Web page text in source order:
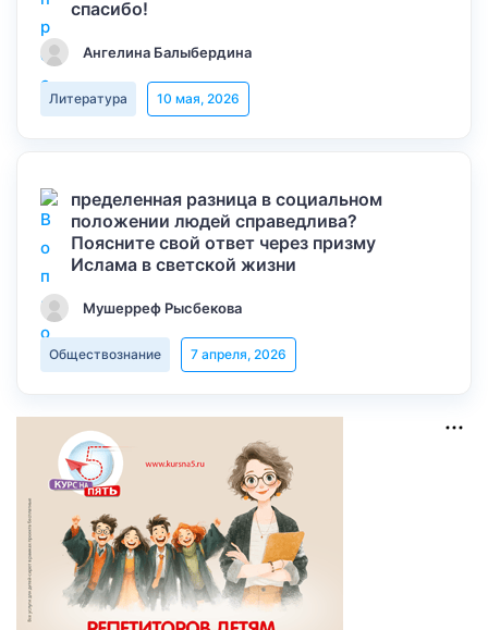
спасибо!
Ангелина Балыбердина
Литература 10 мая, 2026
пределенная разница в социальном
положении людей справедлива?
Поясните свой ответ через призму
Ислама в светской жизни
Мушерреф Рысбекова
Обществознание 7 апреля, 2026